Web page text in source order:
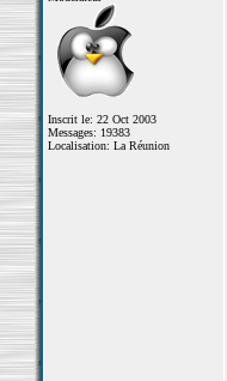
Inscrit le: 22 Oct 2003
Messages: 19383
Localisation: La Réunion